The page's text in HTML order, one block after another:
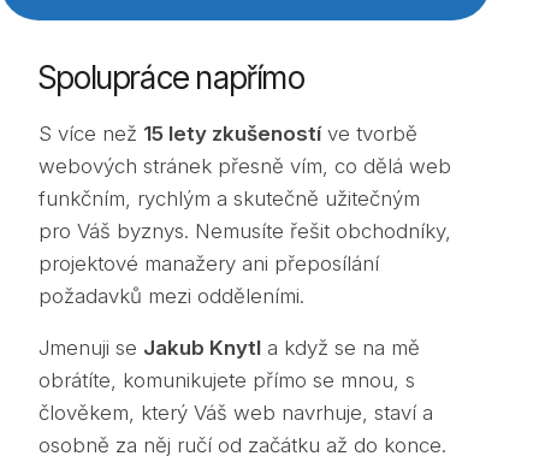
Spolupráce napřímo
S více než 15 lety zkušenostíve tvorbě
webových stránek přesně vím, co dělá web
funkčním, rychlým a skutečně užitečným
pro Váš byznys. Nemusíte řešit obchodníky,
projektové manažery ani přeposílání
požadavků mezi odděleními.
Jmenuji se Jakub Knytl a když se na mě
obrátíte, komunikujete přímo se mnou, s
člověkem, který Váš web navrhuje, staví a
osobně za něj ručí od začátku až do konce.